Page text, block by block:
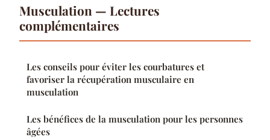
Musculation — Lectures
complémentaires
Les conseils pour éviter les courbatures et
favoriser la récupération musculaire en
musculation
Les bénéfices de la musculation pour les personnes
âgées